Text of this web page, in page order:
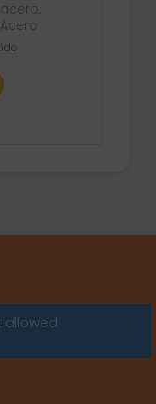
,
allowed